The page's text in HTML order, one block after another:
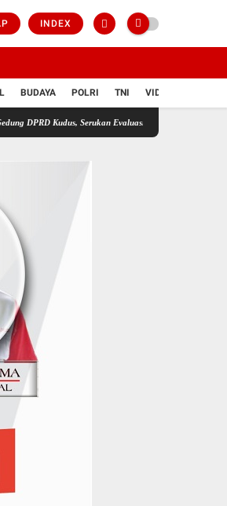
INDEX
BUDAYA POLRI TNI VIDIO
Serukan Evaluasi Tunjangan DPRD